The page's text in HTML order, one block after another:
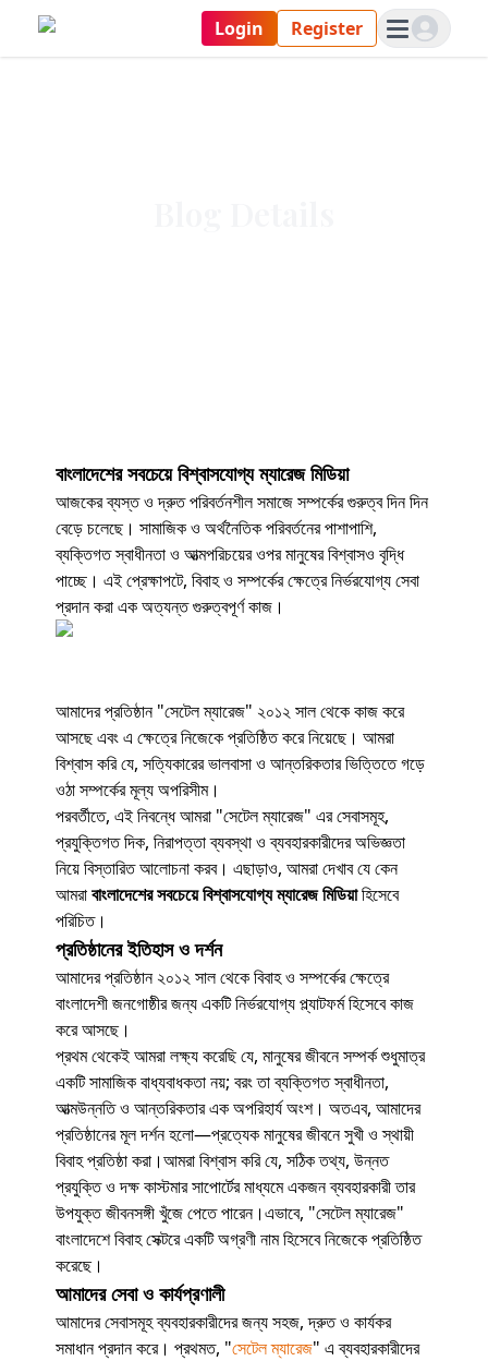
Login Register
বাংলাদেশের সবচেয়ে বিশ্বাসযোগ্য ম্যারেজ মিডিয়া
আজকের ব্যস্ত ও দ্রুত পরিবর্তনশীল সমাজে সম্পর্কের গুরুত্ব দিন দিন
বেড়ে চলেছে। সামাজিক ও অর্থনৈতিক পরিবর্তনের পাশাপাশি,
ব্যক্তিগত স্বাধীনতা ও আত্মপরিচয়ের ওপর মানুষের বিশ্বাসও বৃদ্ধি
পাচ্ছে। এই প্রেক্ষাপটে, বিবাহ ও সম্পর্কের ক্ষেত্রে নির্ভরযোগ্য সেবা
প্রদান করা এক অত্যন্ত গুরুত্বপূর্ণ কাজ।
আমাদের প্রতিষ্ঠান "সেটেল ম্যারেজ" ২০১২ সাল থেকে কাজ করে
আসছে এবং এ ক্ষেত্রে নিজেকে প্রতিষ্ঠিত করে নিয়েছে। আমরা
বিশ্বাস করি যে, সত্যিকারের ভালবাসা ও আন্তরিকতার ভিত্তিতে গড়ে
ওঠা সম্পর্কের মূল্য অপরিসীম।
পরবর্তীতে, এই নিবন্ধে আমরা "সেটেল ম্যারেজ" এর সেবাসমূহ,
প্রযুক্তিগত দিক, নিরাপত্তা ব্যবস্থা ও ব্যবহারকারীদের অভিজ্ঞতা
নিয়ে বিস্তারিত আলোচনা করব। এছাড়াও, আমরা দেখাব যে কেন
আমরাবাংলাদেশের সবচেয়ে বিশ্বাসযোগ্য ম্যারেজ মিডিয়াহিসেবে
পরিচিত।
প্রতিষ্ঠানের ইতিহাস ও দর্শন
আমাদের প্রতিষ্ঠান ২০১২ সাল থেকে বিবাহ ও সম্পর্কের ক্ষেত্রে
বাংলাদেশী জনগোষ্ঠীর জন্য একটি নির্ভরযোগ্য প্ল্যাটফর্ম হিসেবে কাজ
করে আসছে।
প্রথম থেকেই আমরা লক্ষ্য করেছি যে, মানুষের জীবনে সম্পর্ক শুধুমাত্র
একটি সামাজিক বাধ্যবাধকতা নয়; বরং তা ব্যক্তিগত স্বাধীনতা,
আত্মউন্নতি ও আন্তরিকতার এক অপরিহার্য অংশ। অতএব, আমাদের
প্রতিষ্ঠানের মূল দর্শন হলো—প্রত্যেক মানুষের জীবনে সুখী ও স্থায়ী
বিবাহ প্রতিষ্ঠা করা।আমরা বিশ্বাস করি যে, সঠিক তথ্য, উন্নত
প্রযুক্তি ও দক্ষ কাস্টমার সাপোর্টের মাধ্যমে একজন ব্যবহারকারী তার
উপযুক্ত জীবনসঙ্গী খুঁজে পেতে পারেন।এভাবে, "সেটেল ম্যারেজ"
বাংলাদেশে বিবাহ সেক্টরে একটি অগ্রণী নাম হিসেবে নিজেকে প্রতিষ্ঠিত
করেছে।
আমাদের সেবা ও কার্যপ্রণালী
আমাদের সেবাসমূহ ব্যবহারকারীদের জন্য সহজ, দ্রুত ও কার্যকর
সমাধান প্রদান করে। প্রথমত, "সেটেল ম্যারেজ" এ ব্যবহারকারীদের